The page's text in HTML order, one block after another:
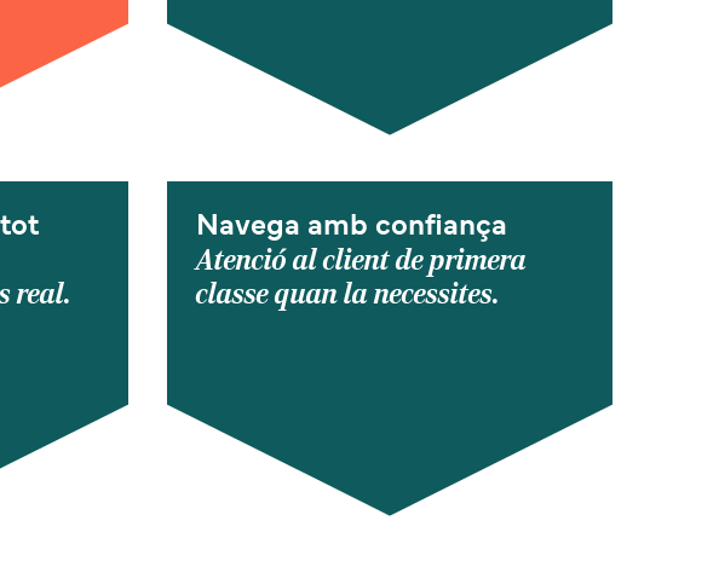
tot
real.
Navega amb confiança
Atenció al client de primera
classe quan la necessites.